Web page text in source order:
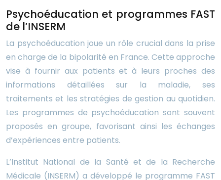
Psychoéducation et programmes FAST
de l’INSERM
La psychoéducation joue un rôle crucial dans la prise
en charge de la bipolarité en France. Cette approche
vise à fournir aux patients et à leurs proches des
informations détaillées sur la maladie, ses
traitements et les stratégies de gestion au quotidien.
Les programmes de psychoéducation sont souvent
proposés en groupe, favorisant ainsi les échanges
d’expériences entre patients.
L’Institut National de la Santé et de la Recherche
Médicale (INSERM) a développé le programme FAST